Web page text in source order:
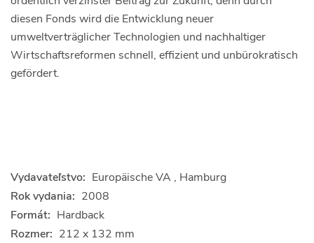
diesen Fonds wird die Entwicklung neuer
umweltverträglicher Technologien und nachhaltiger
Wirtschaftsreformen schnell, effizient und unbürokratisch
gefördert.
Vydavateľstvo: Europäische VA , Hamburg
Rok vydania: 2008
Formát: Hardback
Rozmer: 212 x 132 mm